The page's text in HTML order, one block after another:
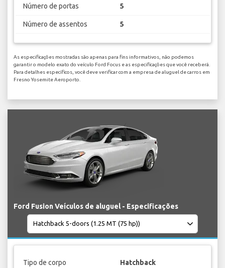
Número de portas 5
Número de assentos 5
As especificações mostradas são apenas para fins informativos, não podemos
garantir o modelo exato do veículo Ford Focus e as especificações que você receberá.
Para detalhes específicos, você deve verificar com a empresa de aluguel de carros em
Fresno Yosemite Aeroporto.
Ford Fusion Veículos de aluguel - Especificações
Tipo de corpo Hatchback